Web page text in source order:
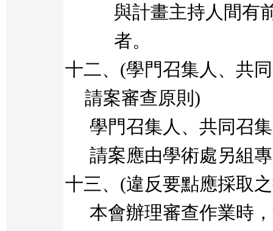
與計畫主持人間有
者。
十二、 (學門召集人、共
請案審查原則 )
學門召集人、共同召
請案應由學術處另組
十三、 (違反要點應採取
本會辦理審查作業時